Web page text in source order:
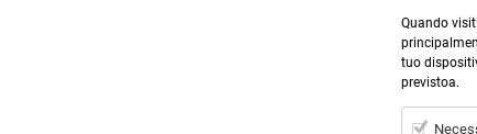
Quando
tuo
previstoa.